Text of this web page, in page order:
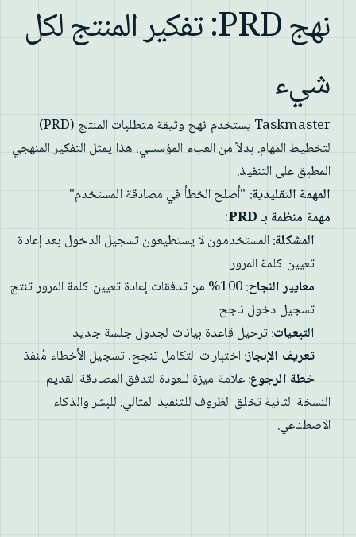
نهج PRD: تفكير المنتج لكل
شيء
Taskmaster يستخدم نهج وثيقة متطلبات المنتج (PRD)
لتخطيط المهام. بدلاً من العبء المؤسسي، هذا يمثل التفكير المنهجي
المطبق على التنفيذ.
المهمة التقليدية: "أصلح الخطأ في مصادقة المستخدم"
مهمة منظمة بـ PRD
:
المشكلة: المستخدمون لا يستطيعون تسجيل الدخول بعد إعادة
تعيين كلمة المرور
معايير النجاح
: 100% من تدفقات إعادة تعيين كلمة المرور تنتج
تسجيل دخول ناجح
التبعيات: ترحيل قاعدة بيانات لجدول جلسة جديد
تعريف الإنجاز: اختبارات التكامل تنجح، تسجيل الأخطاء مُنفذ
خطة الرجوع: علامة ميزة للعودة لتدفق المصادقة القديم
النسخة الثانية تخلق الظروف للتنفيذ المثالي. للبشر والذكاء
الاصطناعي.